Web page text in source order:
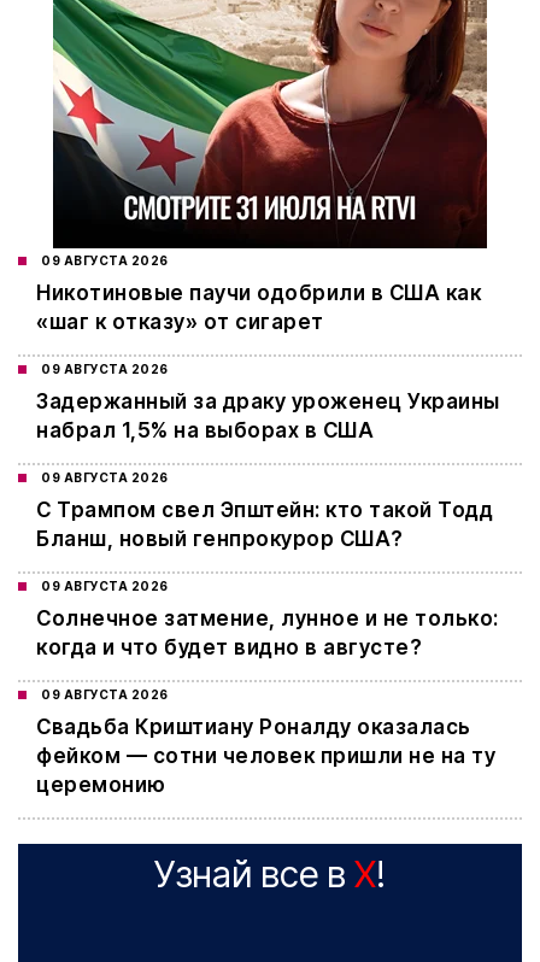
09 АВГУСТА 2026
Никотиновые паучи одобрили в США как
«шаг к отказу» от сигарет
09 АВГУСТА 2026
Задержанный за драку уроженец Украины
набрал 1,5% на выборах в США
09 АВГУСТА 2026
С Трампом свел Эпштейн: кто такой Тодд
Бланш, новый генпрокурор США?
09 АВГУСТА 2026
Cолнечное затмение, лунное и не только:
когда и что будет видно в августе?
09 АВГУСТА 2026
Свадьба Криштиану Роналду оказалась
фейком — сотни человек пришли не на ту
церемонию
Узнай все в X!